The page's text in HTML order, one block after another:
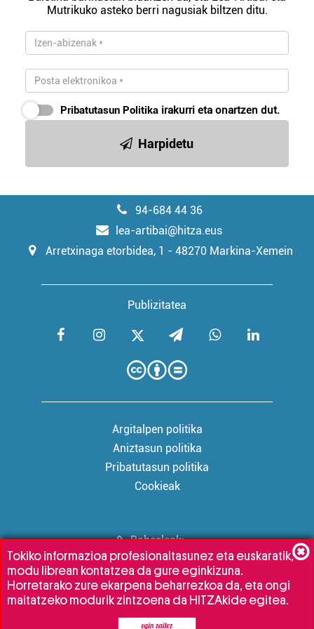
irakurriMutrikuko asteko berri nagusiak biltzen ditu.
Pribatutasun Politika irakurri eta onartzen dut.
Harpidetu
94-684 44 36
lea-artibai@hitza.eus
Arretxinaga etorbidea, 1 - 48270 Markina-Xemein
Publizitatea
Argitalpen politika
Aniztasun politika
Pribatutasun politika
Cookieak
Babesleak:
Tokiko informazioa profesionaltasunez eta euskaratik,
modu librean kontatzea da gure eginkizuna.
Horretarako zure ekarpena beharrezkoa da, eta ongi
maitatzeko modurik zintzoena da HITZAkide egitea.